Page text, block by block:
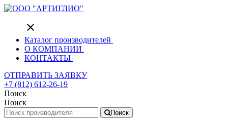
close
Каталог производителей
О КОМПАНИИ
КОНТАКТЫ
ОТПРАВИТЬ ЗАЯВКУ
+7 (812) 612-26-19
Поиск
Поиск
Поиск